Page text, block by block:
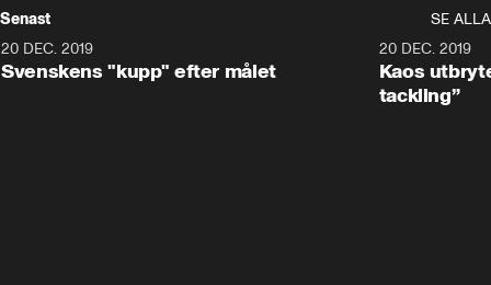
Senast
SE ALLA
20 DEC. 2019
Svenskens "kupp" efter målet
20 DEC. 2019
Kaos
tackling”